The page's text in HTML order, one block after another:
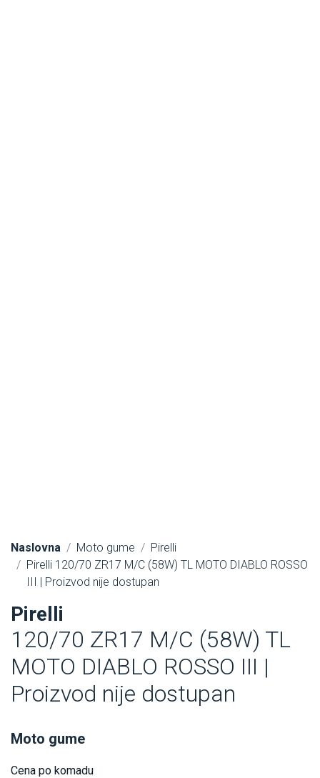
Naslovna Moto gume
Pirelli
Pirelli 120/70 ZR17 M/C (58W) TL MOTO DIABLO ROSSO
III | Proizvod nije dostupan
Pirelli
120/70 ZR17 M/C (58W) TL
MOTO DIABLO ROSSO III |
Proizvod nije dostupan
Moto gume
Cena po komadu